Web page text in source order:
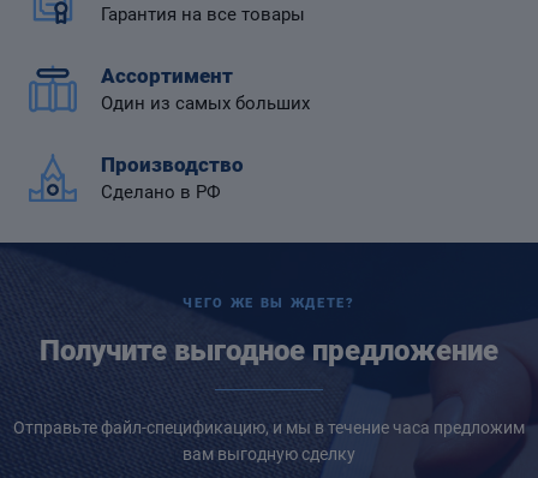
Гарантия на все товары
Ассортимент
Один из самых больших
Производство
Сделано в РФ
ЧЕГО ЖЕ ВЫ ЖДЕТЕ?
Получите выгодное предложение
Отправьте файл-спецификацию, и мы в течение часа предложим
вам выгодную сделку